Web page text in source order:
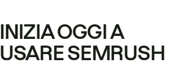
INIZIA OGGI A
USARE SEMRUSH